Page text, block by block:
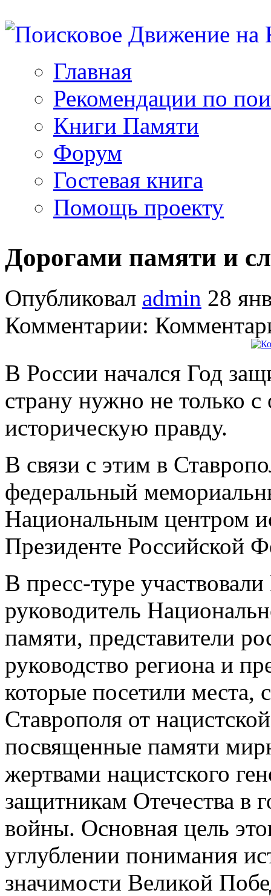
Главная
Рекомендации по
Книги Памяти
Форум
Гостевая книга
Помощь проекту
Дорогами памяти и
Опубликовал admin 28
Комментарии:
В России начался Год
страну нужно не только
историческую правду.
В связи с этим в
федеральный
Национальным центром
Президенте Российской
В пресс-туре
руководитель
памяти, представители
руководство региона и
которые посетили места,
Ставрополя от
посвященные памяти
жертвами нацистского
защитникам Отечества в
войны. Основная цель
углублении понимания
значимости Великой